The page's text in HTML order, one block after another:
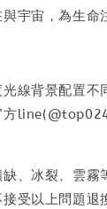
宇宙，為生命
線背景配置不
方
、冰裂、雲霧
受以上問題退